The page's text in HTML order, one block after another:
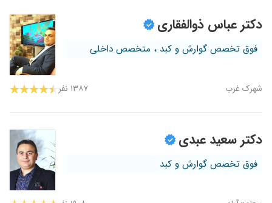
دکتر عباس ذوالفقاری
فوق تخصص گوارش و کبد ، متخصص داخلی
شهرک غرب ۱۳۸۷ نفر
دکتر سعید عبدی
فوق تخصص گوارش و کبد